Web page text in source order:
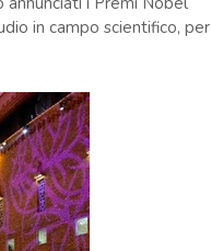
in campo scientifico, per